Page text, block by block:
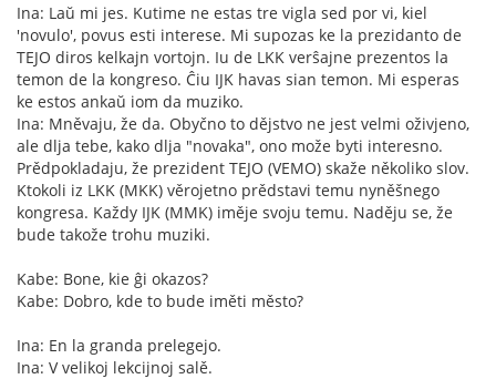
Ina: Laŭ mi jes. Kutime ne estas tre vigla sed por vi, kiel
'novulo', povus esti interese. Mi supozas ke la prezidanto de
TEJO diros kelkajn vortojn. Iu de LKK verŝajne prezentos la
temon de la kongreso. Ĉiu IJK havas sian temon. Mi esperas
ke estos ankaŭ iom da muziko.
Ina: Mněvaju, že da. Obyčno to dějstvo ne jest velmi oživjeno,
ale dlja tebe, kako dlja "novaka", ono može byti interesno.
Prědpokladaju, že prezident TEJO (VEMO) skaže několiko slov.
Ktokoli iz LKK (MKK) věrojetno prědstavi temu nyněšnego
kongresa. Každy IJK (MMK) iměje svoju temu. Naděju se, že
bude takože trohu muziki.
Kabe: Bone, kie ĝi okazos?
Kabe: Dobro, kde to bude iměti město?
Ina: En la granda prelegejo.
Ina: V velikoj lekcijnoj salě.